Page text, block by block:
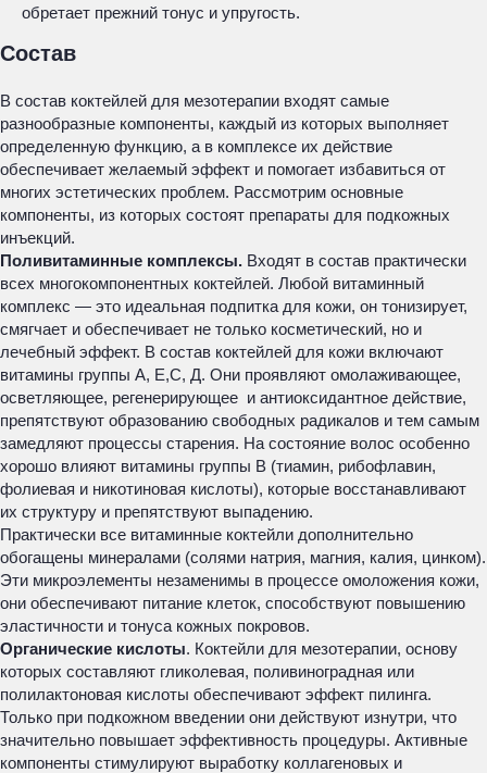
обретает прежний тонус и упругость.
Состав
В состав коктейлей для мезотерапии входят самые
разнообразные компоненты, каждый из которых выполняет
определенную функцию, а в комплексе их действие
обеспечивает желаемый эффект и помогает избавиться от
многих эстетических проблем. Рассмотрим основные
компоненты, из которых состоят препараты для подкожных
инъекций.
Поливитаминные комплексы. Входят в состав практически
всех многокомпонентных коктейлей. Любой витаминный
комплекс — это идеальная подпитка для кожи, он тонизирует,
смягчает и обеспечивает не только косметический, но и
лечебный эффект. В состав коктейлей для кожи включают
витамины группы А, Е,С, Д. Они проявляют омолаживающее,
осветляющее, регенерирующее и антиоксидантное действие,
препятствуют образованию свободных радикалов и тем самым
замедляют процессы старения. На состояние волос особенно
хорошо влияют витамины группы В (тиамин, рибофлавин,
фолиевая и никотиновая кислоты), которые восстанавливают
их структуру и препятствуют выпадению.
Практически все витаминные коктейли дополнительно
обогащены минералами (солями натрия, магния, калия, цинком).
Эти микроэлементы незаменимы в процессе омоложения кожи,
они обеспечивают питание клеток, способствуют повышению
эластичности и тонуса кожных покровов.
Органические кислоты. Коктейли для мезотерапии, основу
которых составляют гликолевая, поливиноградная или
полилактоновая кислоты обеспечивают эффект пилинга.
Только при подкожном введении они действуют изнутри, что
значительно повышает эффективность процедуры. Активные
компоненты стимулируют выработку коллагеновых и